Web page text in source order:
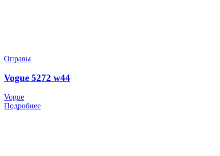
Оправы
Vogue 5272 w44
Vogue
Подробнее